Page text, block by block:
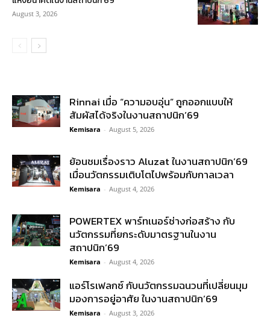
August 3, 2026
Rinnai เมื่อ “ความอบอุ่น” ถูกออกแบบให้
สัมผัสได้จริงในงานสถาปนิก’69
Kemisara - August 5, 2026
ย้อนชมเรื่องราว Aluzat ในงานสถาปนิก’69
เมื่อนวัตกรรมเติบโตไปพร้อมกับกาลเวลา
Kemisara - August 4, 2026
POWERTEX พาร์ทเนอร์ช่างก่อสร้าง กับ
นวัตกรรมที่ยกระดับมาตรฐานในงาน
สถาปนิก’69
Kemisara - August 4, 2026
แอร์โรเฟลกซ์ กับนวัตกรรมฉนวนที่เปลี่ยนมุม
มองการอยู่อาศัย ในงานสถาปนิก’69
Kemisara - August 3, 2026